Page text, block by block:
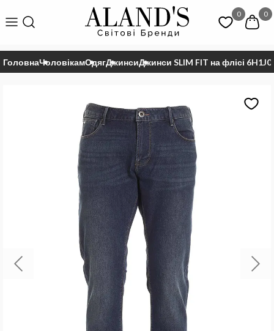
0 0
ГоловнаЧоловікамОдягДжинсиДжинси SLIM FIT на флісі